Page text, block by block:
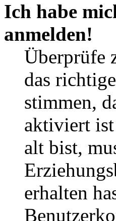
Ich habe
anmelden!
Überprüfe
das
stimmen,
aktiviert ist
alt bist,
erhalten